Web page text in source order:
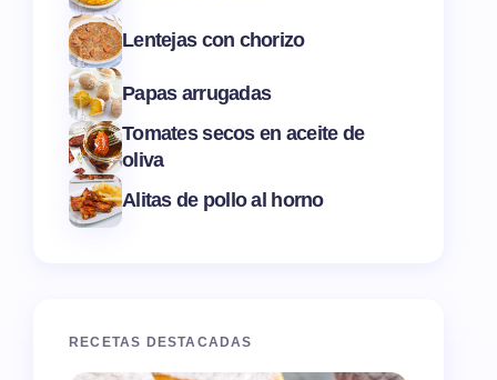
Lentejas con chorizo
Papas arrugadas
Tomates secos en aceite de
oliva
Alitas de pollo al horno
RECETAS DESTACADAS